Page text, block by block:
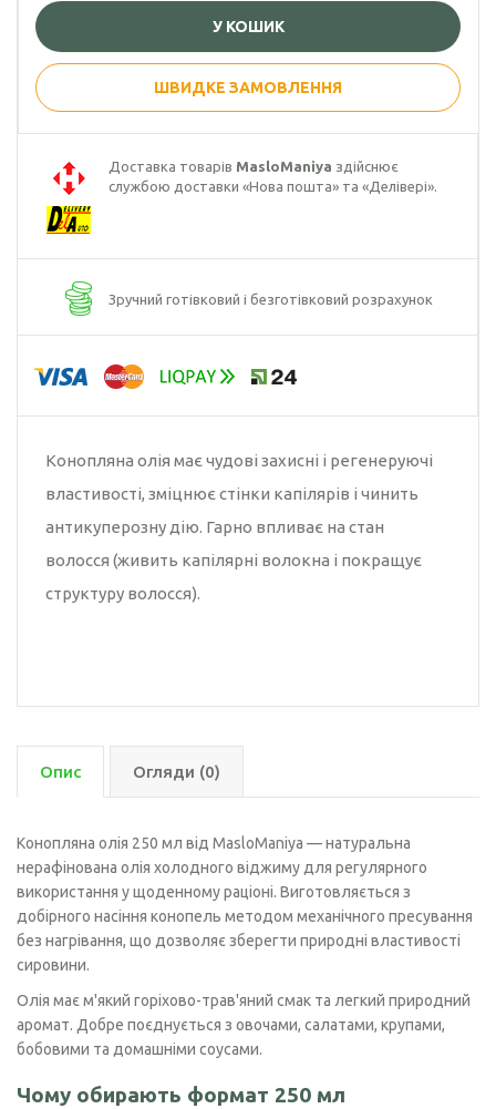
Гарбузова олія
Чорного кмину
олія
кондитерського
соняшника
Кокосова олія
У КОШИК
ШВИДКЕ ЗАМОВЛЕННЯ
Доставка товарів MasloManiya здійснює
службою доставки «Нова пошта» та «Делівері».
Зручний готівковий і безготівковий розрахунок
Конопляна олія має чудові захисні і регенеруючі
властивості, зміцнює стінки капілярів і чинить
антикуперозну дію. Гарно впливає на стан
волосся (живить капілярні волокна і покращує
структуру волосся).
Опис Огляди (0)
Конопляна олія 250 мл від MasloManiya — натуральна
нерафінована олія холодного віджиму для регулярного
використання у щоденному раціоні. Виготовляється з
добірного насіння конопель методом механічного пресування
без нагрівання, що дозволяє зберегти природні властивості
сировини.
Олія має м'який горіхово-трав'яний смак та легкий природний
аромат. Добре поєднується з овочами, салатами, крупами,
бобовими та домашніми соусами.
Чому обирають формат 250 мл